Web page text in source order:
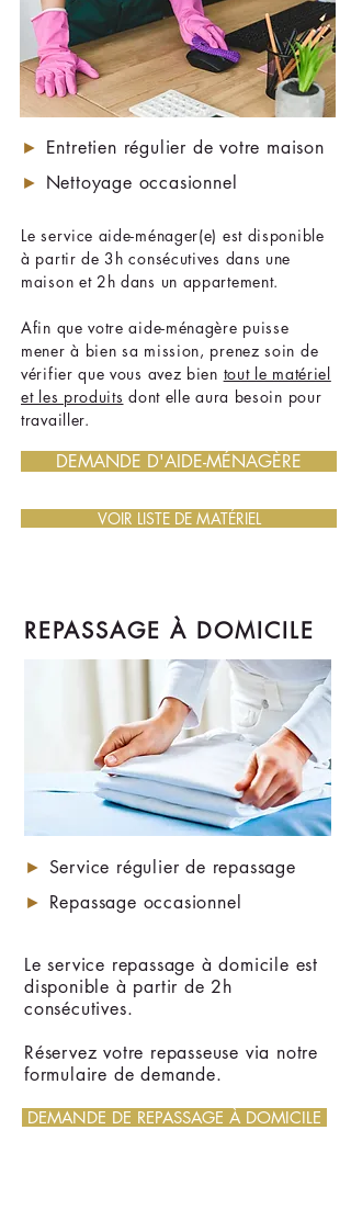
► Entretien régulier de votre maison
► Nettoyage occasionnel
Le service aide-ménager(e) est disponible
à partir de 3h consécutives dans une
maison et 2h dans un appartement.
Afin que votre aide-ménagère puisse
mener à bien sa mission, prenez soin de
vérifier que vous avez bien tout le matériel
et les produits dont elle aura besoin pour
travailler.
DEMANDE D'AIDE-MÉNAGÈRE
VOIR LISTE DE MATÉRIEL
REPASSAGE À DOMICILE
► Service régulier de repassage
► Repassage occasionnel
Le service repassage à domicile est
disponible à partir de 2h
consécutives.
Réservez votre repasseuse via notre
formulaire de demande.
DEMANDE DE REPASSAGE À DOMICILE